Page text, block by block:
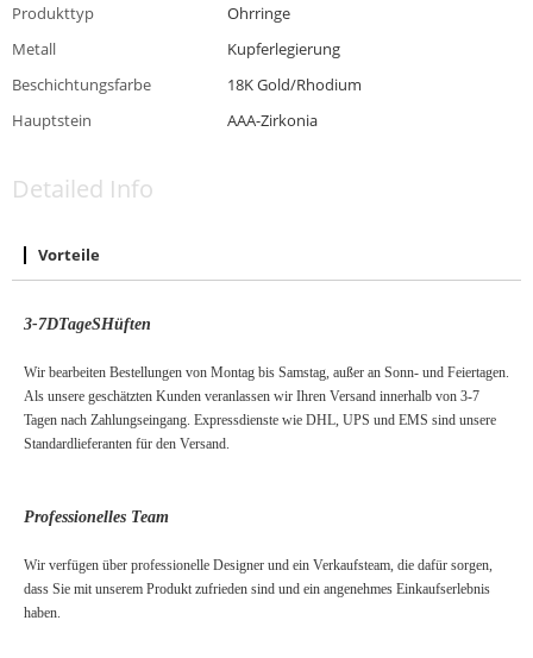
Produkttyp
Ohrringe
Metall
Kupferlegierung
Beschichtungsfarbe
18K Gold/Rhodium
Hauptstein
AAA-Zirkonia
Detailed Info
Vorteile
3-7DTageSHüften
Wir bearbeiten Bestellungen von Montag bis Samstag, außer an Sonn- und Feiertagen.
Als unsere geschätzten Kunden veranlassen wir Ihren Versand innerhalb von 3-7
Tagen nach Zahlungseingang. Expressdienste wie DHL, UPS und EMS sind unsere
Standardlieferanten für den Versand.
Professionelles Team
Wir verfügen über professionelle Designer und ein Verkaufsteam, die dafür sorgen,
dass Sie mit unserem Produkt zufrieden sind und ein angenehmes Einkaufserlebnis
haben.